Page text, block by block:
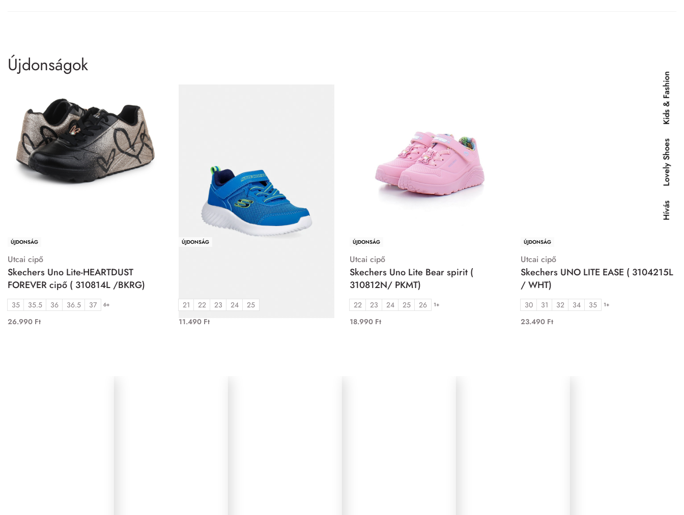
Újdonságok
ÚJDONSÁG
Utcai cipő
Skechers Uno Lite-HEARTDUST
FOREVER cipő ( 310814L /BKRG)
35 35.5 36 36.5 37 6+
26.990 Ft
ÚJDONSÁG
21 22 23 24 25
11.490 Ft
ÚJDONSÁG
Utcai cipő
Skechers Uno Lite Bear spirit (
310812N/ PKMT)
22 23 24 25 26 1+
18.990 Ft
ÚJDONSÁG
Utcai cipő
Skechers UNO LITE EASE ( 3104215L
/ WHT)
30 31 32 34 35 1+
23.490 Ft
Hívás
Lovely Shoes
Kids & Fashion